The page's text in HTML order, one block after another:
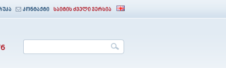
კონტაქტი საიტის ძველი ვერსია